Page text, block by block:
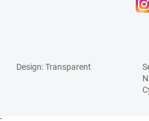
Design: Transparent